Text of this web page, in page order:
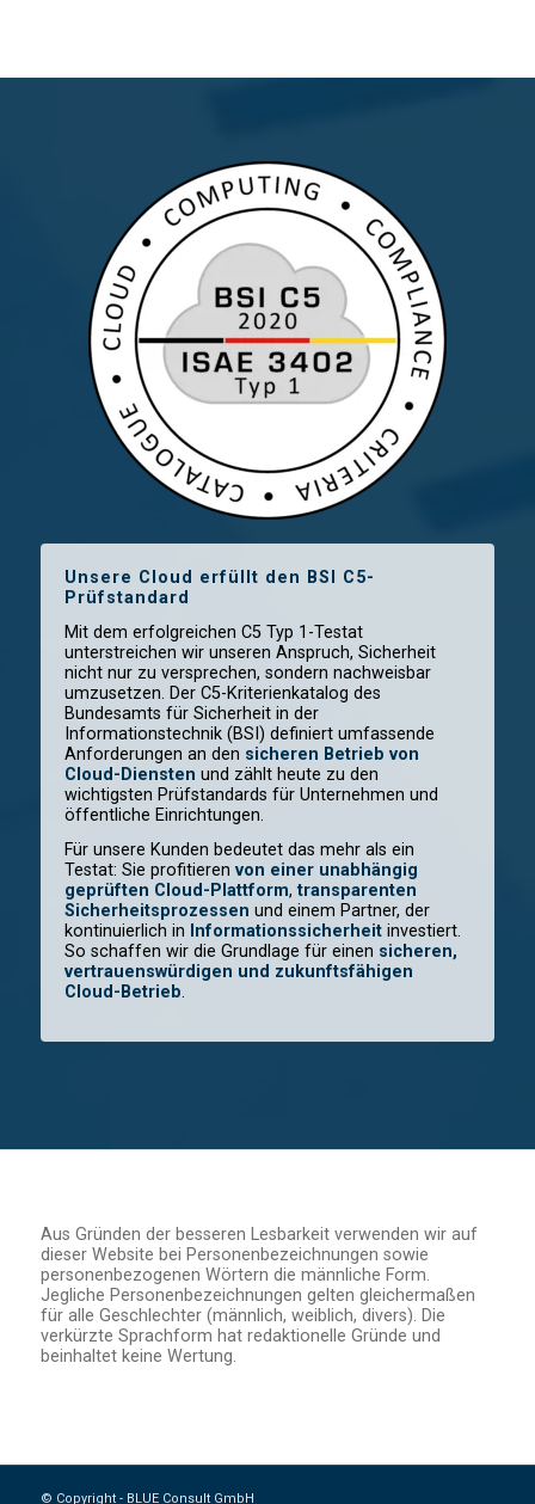
Unsere Cloud erfüllt den BSI C5-
Prüfstandard
Mit dem erfolgreichen C5 Typ 1-Testat
unterstreichen wir unseren Anspruch, Sicherheit
nicht nur zu versprechen, sondern nachweisbar
umzusetzen. Der C5-Kriterienkatalog des
Bundesamts für Sicherheit in der
Informationstechnik (BSI) definiert umfassende
Anforderungen an den sicheren Betrieb von
Cloud-Diensten und zählt heute zu den
wichtigsten Prüfstandards für Unternehmen und
öffentliche Einrichtungen.
Für unsere Kunden bedeutet das mehr als ein
Testat: Sie profitieren von einer unabhängig
geprüften Cloud-Plattform, transparenten
Sicherheitsprozessen und einem Partner, der
kontinuierlich in Informationssicherheitinvestiert.
So schaffen wir die Grundlage für einen sicheren,
vertrauenswürdigen und zukunftsfähigen
Cloud-Betrieb.
Aus Gründen der besseren Lesbarkeit verwenden wir auf
dieser Website bei Personenbezeichnungen sowie
personenbezogenen Wörtern die männliche Form.
Jegliche Personenbezeichnungen gelten gleichermaßen
für alle Geschlechter (männlich, weiblich, divers). Die
verkürzte Sprachform hat redaktionelle Gründe und
beinhaltet keine Wertung.
© Copyright - BLUE Consult GmbH